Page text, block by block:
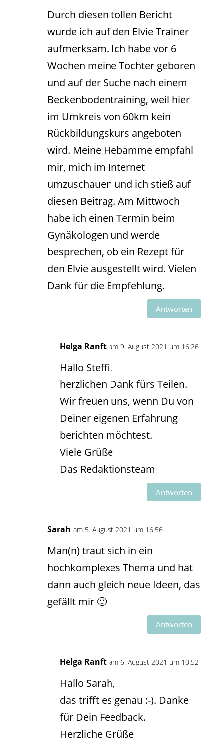
Durch diesen tollen Bericht
wurde ich auf den Elvie Trainer
aufmerksam. Ich habe vor 6
Wochen meine Tochter geboren
und auf der Suche nach einem
Beckenbodentraining, weil hier
im Umkreis von 60km kein
Rückbildungskurs angeboten
wird. Meine Hebamme empfahl
mir, mich im Internet
umzuschauen und ich stieß auf
diesen Beitrag. Am Mittwoch
habe ich einen Termin beim
Gynäkologen und werde
besprechen, ob ein Rezept für
den Elvie ausgestellt wird. Vielen
Dank für die Empfehlung.
Antworten
Helga Ranft am 9. August 2021 um 16:26
Hallo Steffi,
herzlichen Dank fürs Teilen.
Wir freuen uns, wenn Du von
Deiner eigenen Erfahrung
berichten möchtest.
Viele Grüße
Das Redaktionsteam
Antworten
Sarah am 5. August 2021 um 16:56
Man(n) traut sich in ein
hochkomplexes Thema und hat
dann auch gleich neue Ideen, das
gefällt mir 🙂
Antworten
Helga Ranft am 6. August 2021 um 10:52
Hallo Sarah,
das trifft es genau :-). Danke
für Dein Feedback.
Herzliche Grüße